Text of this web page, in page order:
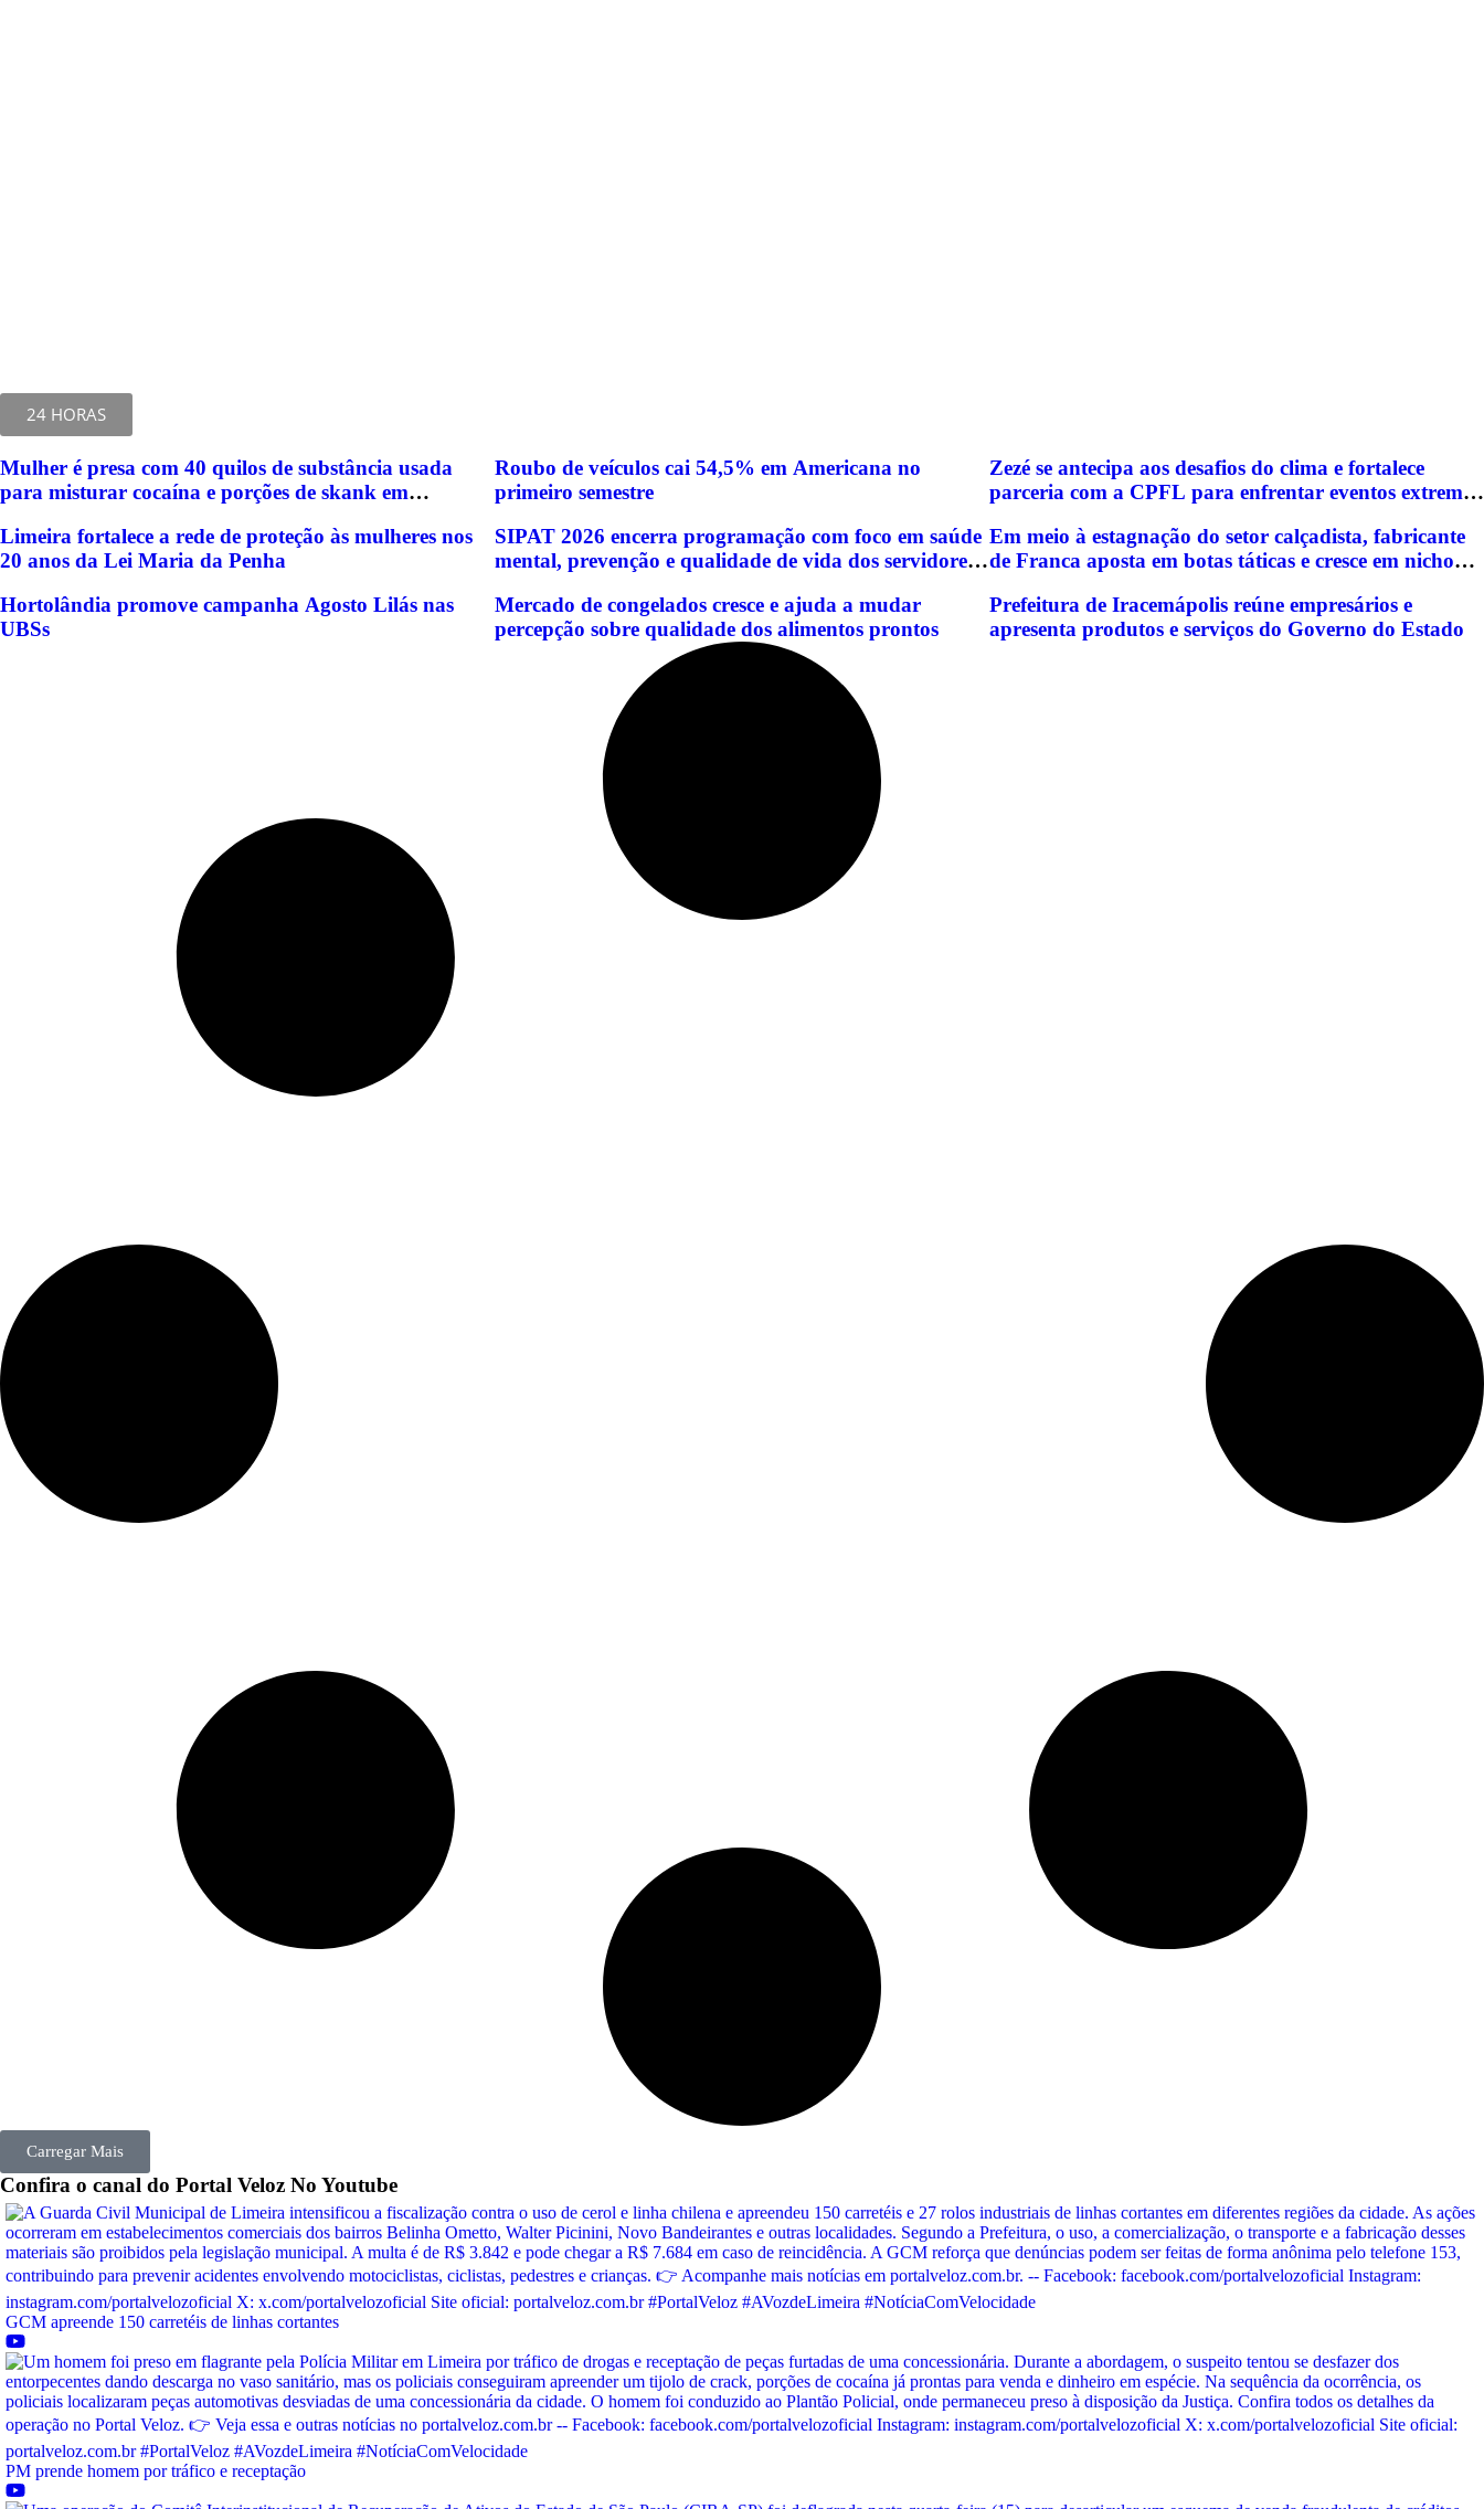
24 HORAS
Mulher é presa com 40 quilos de substância usada
para misturar cocaína e porções de skank em
Roubo de veículos cai 54,5% em Americana no
primeiro semestre
Zezé se antecipa aos desafios do clima e fortalece
parceria com a CPFL para enfrentar eventos extremos
Limeira fortalece a rede de proteção às mulheres nos
20 anos da Lei Maria da Penha
SIPAT 2026 encerra programação com foco em saúde
mental, prevenção e qualidade de vida dos servidores
Em meio à estagnação do setor calçadista, fabricante
de Franca aposta em botas táticas e cresce em nicho
Hortolândia promove campanha Agosto Lilás nas
UBSs
Mercado de congelados cresce e ajuda a mudar
percepção sobre qualidade dos alimentos prontos
Prefeitura de Iracemápolis reúne empresários e
apresenta produtos e serviços do Governo do Estado
Carregar Mais
Confira o canal do Portal Veloz No Youtube
GCM apreende 150 carretéis de linhas cortantes
PM prende homem por tráfico e receptação